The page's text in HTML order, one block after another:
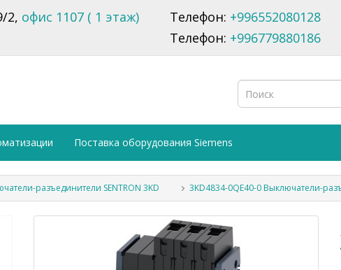
2, офис 1107 ( 1 этаж) Телефон: +996552080128
Телефон: +996779880186
Поставка оборудования Siemens
разъединители SENTRON 3KD 3KD4834-0QE40-0 Выключатели-